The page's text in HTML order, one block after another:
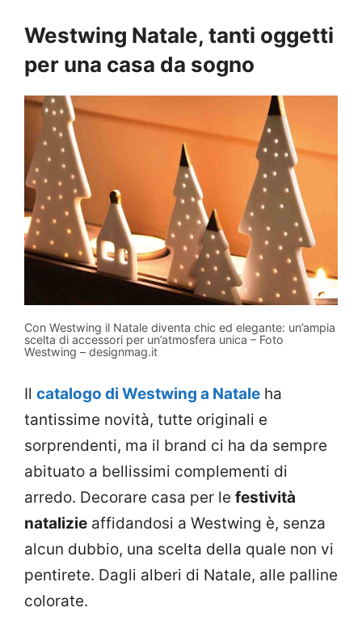
Westwing Natale, tanti oggetti
per una casa da sogno
Con Westwing il Natale diventa chic ed elegante: un’ampia
scelta di accessori per un’atmosfera unica – Foto
Westwing – designmag.it
Il catalogo di Westwing a Natale ha
tantissime novità, tutte originali e
sorprendenti, ma il brand ci ha da sempre
abituato a bellissimi complementi di
arredo. Decorare casa per le festività
natalizie affidandosi a Westwing è, senza
alcun dubbio, una scelta della quale non vi
pentirete. Dagli alberi di Natale, alle palline
colorate.